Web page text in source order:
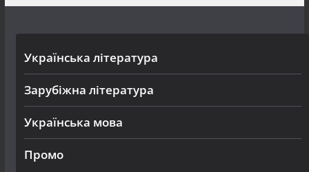
Українська література
Зарубіжна література
Українська мова
Промо